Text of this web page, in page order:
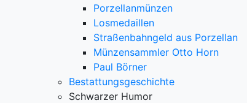
Porzellanmünzen
Losmedaillen
Straßenbahngeld aus Porzellan
Münzensammler Otto Horn
Paul Börner
Bestattungsgeschichte
Schwarzer Humor